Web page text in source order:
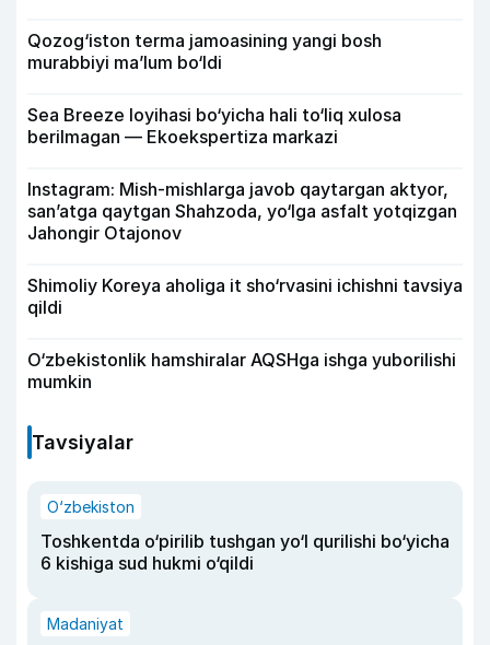
Qozog‘iston terma jamoasining yangi bosh
murabbiyi ma’lum bo‘ldi
Sea Breeze loyihasi bo‘yicha hali to‘liq xulosa
berilmagan — Ekoekspertiza markazi
Instagram: Mish-mishlarga javob qaytargan aktyor,
san’atga qaytgan Shahzoda, yo‘lga asfalt yotqizgan
Jahongir Otajonov
Shimoliy Koreya aholiga it sho‘rvasini ichishni tavsiya
qildi
O‘zbekistonlik hamshiralar AQSHga ishga yuborilishi
mumkin
Tavsiyalar
O‘zbekiston
Toshkentda o‘pirilib tushgan yo‘l qurilishi bo‘yicha
6 kishiga sud hukmi o‘qildi
Madaniyat